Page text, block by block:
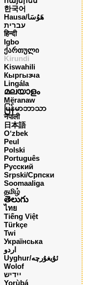
한국어
Hausa/هَوُسَا
עברית
हिन्दी
Igbo
ქართული
Kirundi
Kiswahili
Кыргызча
Lingála
മലയാളം
Mëranaw
မြန်မာဘာသာ
नेपाली
日本語
O‘zbek
Peul
Polski
Português
Русский
Srpski/Српски
Soomaaliga
தமிழ்
తెలుగు
ไทย
Tiếng Việt
Türkçe
Twi
Українська
اردو
Uyghur/ئۇيغۇرچه
Wolof
ייִדיש
Yorùbá